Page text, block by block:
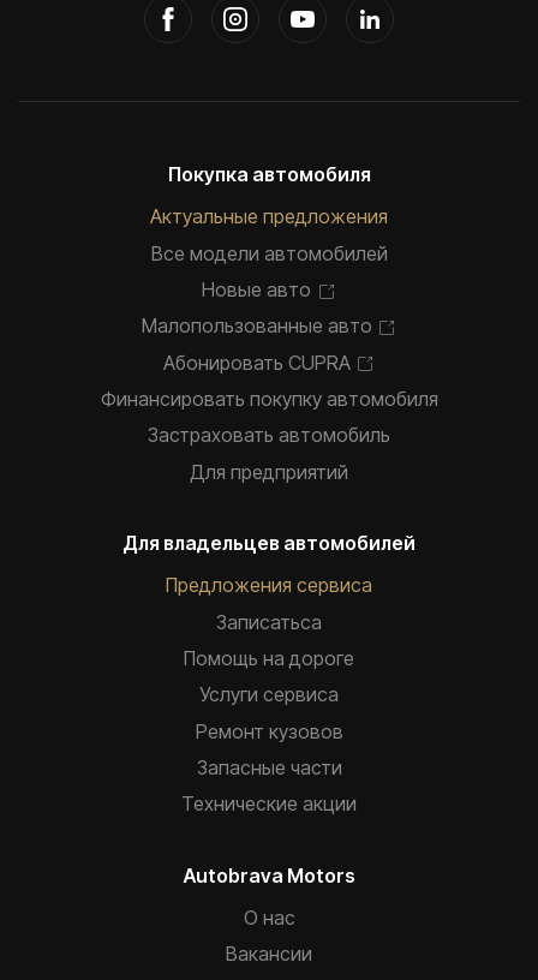
Покупка автомобиля
Актуальные предложения
Все модели автомобилей
Новые авто
Малопользованные авто
Абонировать CUPRA
Финансировать покупку автомобиля
Застраховать автомобиль
Для предприятий
Для владельцев автомобилей
Предложения сервиса
Записатьca
Помощь на дороге
Услуги сервиса
Ремонт кузовов
Запасные части
Технические акции
Autobrava Motors
О нас
Вакансии